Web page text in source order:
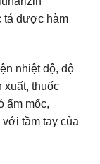
tá dược hàm
nhiệt độ, độ
xuất, thuốc
ẩm mốc,
tầm tay của